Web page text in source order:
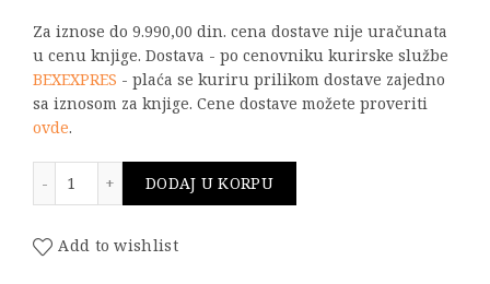
Za iznose do 9.990,00 din. cena dostave nije uračunata
u cenu knjige. Dostava - po cenovniku kurirske službe
BEXEXPRES - plaća se kuriru prilikom dostave zajedno
sa iznosom za knjige. Cene dostave možete proveriti
ovde.
DODAJ U KORPU
Add to wishlist